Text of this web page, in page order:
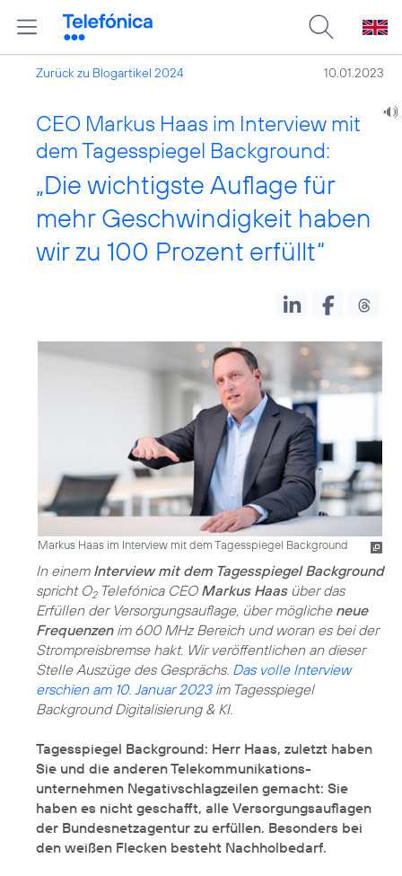
Zurück zu Blogartikel 2024 10.01.2023
CEO Markus Haas im Interview mit
dem Tagesspiegel Background:
„Die wichtigste Auflage für
mehr Geschwindigkeit haben
wir zu 100 Prozent erfüllt“
Markus Haas im Interview mit dem Tagesspiegel Background
In einem Interview mit dem Tagesspiegel Background
spricht O2Telefónica CEO Markus Haasüber das
Erfüllen der Versorgungsauflage, über mögliche neue
Frequenzenim 600 MHz Bereich und woran es bei der
Strompreisbremse hakt. Wir veröffentlichen an dieser
Stelle Auszüge des Gesprächs. Das volle Interview
erschien am 10. Januar 2023im Tagesspiegel
Background Digitalisierung & KI.
Tagesspiegel Background: Herr Haas, zuletzt haben
Sie und die anderen Telekommunikations­
unternehmen Negativschlagzeilen gemacht: Sie
haben es nicht geschafft, alle Versorgungsauflagen
der Bundesnetzagentur zu erfüllen. Besonders bei
den weißen Flecken besteht Nachholbedarf.